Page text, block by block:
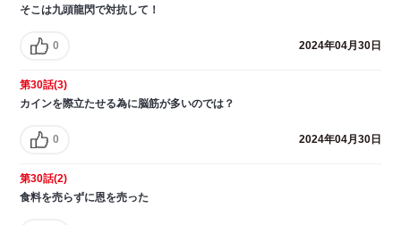
そこは九頭龍閃で対抗して！
0 2024年04月30日
第30話(3)
カインを際立たせる為に脳筋が多いのでは？
0 2024年04月30日
第30話(2)
食料を売らずに恩を売った